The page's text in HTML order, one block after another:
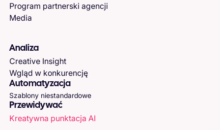
Program partnerski agencji
Media
Analiza
Creative Insight
Wgląd w konkurencję
Automatyzacja
Szablony niestandardowe
Przewidywać
Kreatywna punktacja AI